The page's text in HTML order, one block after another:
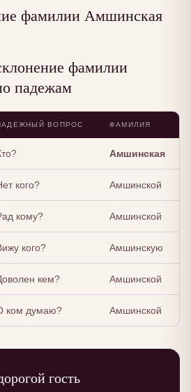
фамилии Амшинская
фамилии
падежам
ВОПРОС ФАМИЛИЯ
Амшинская
кого? Амшинской
кому? Амшинской
кого? Амшинскую
кем? Амшинской
ком думаю? Амшинской
гость